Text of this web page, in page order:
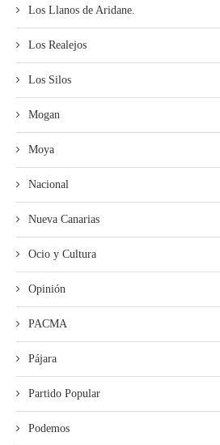
Los Llanos de Aridane.
Los Realejos
Los Silos
Mogan
Moya
Nacional
Nueva Canarias
Ocio y Cultura
Opinión
PACMA
Pájara
Partido Popular
Podemos